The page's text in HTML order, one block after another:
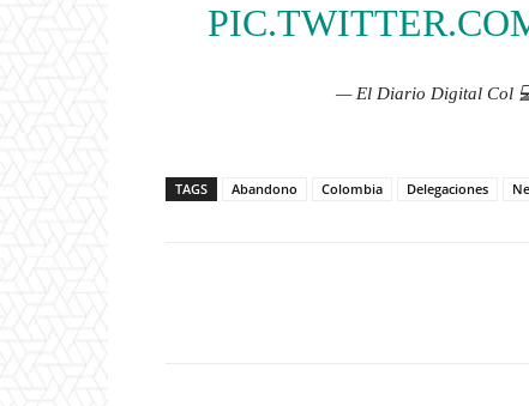
— El Diario Digital Col
TAGS Abandono Colombia Delegaciones